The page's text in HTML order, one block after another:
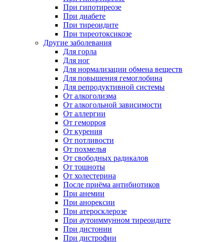
При гипотиреозе
При диабете
При тиреоидите
При тиреотоксикозе
Другие заболевания
Для горла
Для ног
Для нормализации обмена веществ
Для повышения гемоглобина
Для репродуктивной системы
От алкоголизма
От алкогольной зависимости
От аллергии
От геморроя
От курения
От потливости
От похмелья
От свободных радикалов
От тошноты
От холестерина
После приёма антибиотиков
При анемии
При анорексии
При атеросклерозе
При аутоиммунном тиреоидите
При дистонии
При дистрофии